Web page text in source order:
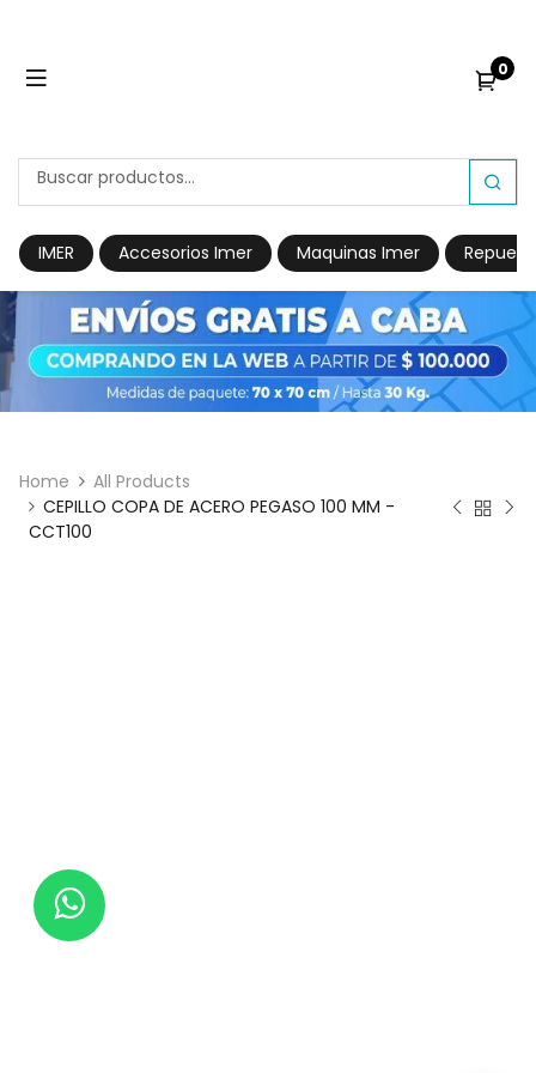
0
IMER Accesorios Imer Maquinas Imer
Home
All Products
CEPILLO COPA DE ACERO PEGASO 100 MM -
CCT100